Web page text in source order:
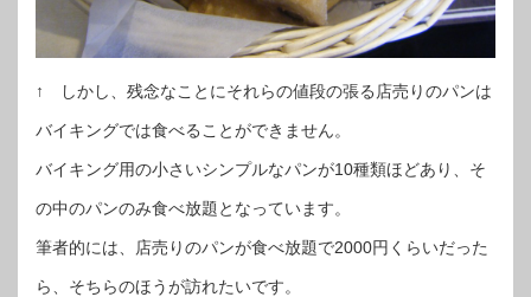
↑ しかし、残念なことにそれらの値段の張る店売りのパンは
バイキングでは食べることができません。
バイキング用の小さいシンプルなパンが10種類ほどあり、そ
の中のパンのみ食べ放題となっています。
筆者的には、店売りのパンが食べ放題で2000円くらいだった
ら、そちらのほうが訪れたいです。